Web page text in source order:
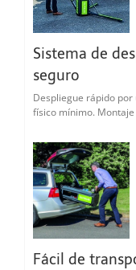
Sistema de
seguro
Despliegue rápido
físico mínimo.
Fácil de